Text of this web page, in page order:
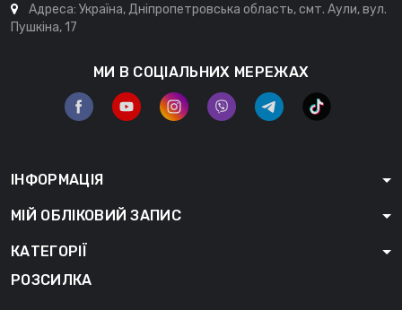
Адреса: Україна, Дніпропетровська область, смт. Аули, вул.
Пушкіна, 17
МИ В СОЦІАЛЬНИХ МЕРЕЖАХ
ІНФОРМАЦІЯ
МІЙ ОБЛІКОВИЙ ЗАПИС
КАТЕГОРІЇ
РОЗСИЛКА